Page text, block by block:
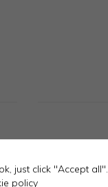
just click "Accept
policy